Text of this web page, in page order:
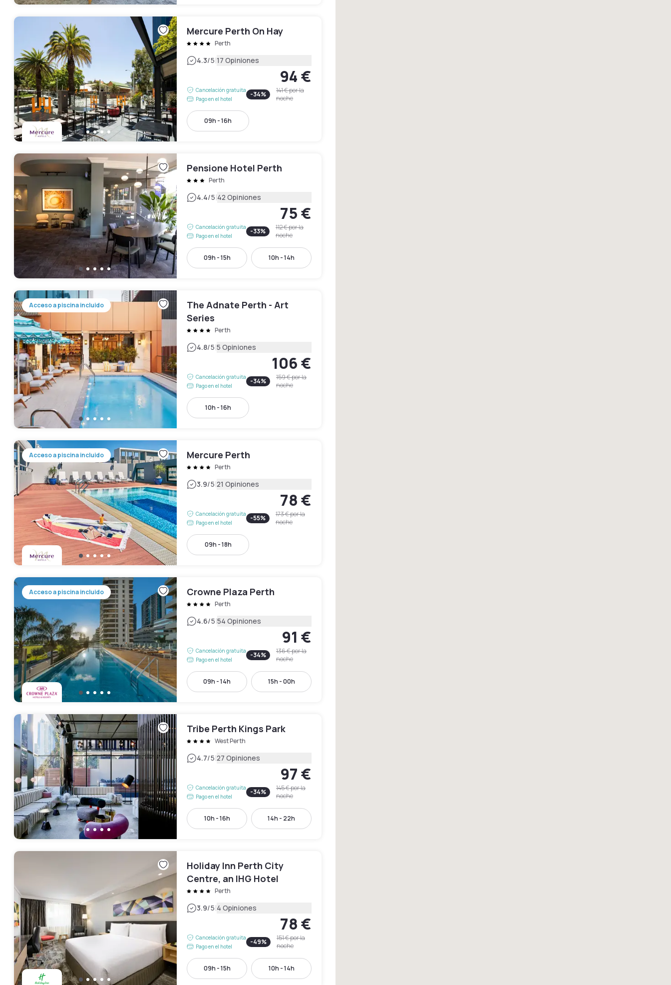
Mercure Perth On Hay
Perth
4.3/5|17 Opiniones
Cancelación gratuita
Pago en el hotel
94 €
-34% 141 €por la
noche
09h - 16h
Pensione Hotel Perth
Perth
4.4/5|42 Opiniones
Cancelación gratuita
Pago en el hotel
75 €
-33% 112 €por la
noche
09h - 15h 10h - 14h
Acceso a piscina incluido
The Adnate Perth - Art
Series
Perth
4.8/5|5 Opiniones
Cancelación gratuita
Pago en el hotel
106 €
-34% 159 €por la
noche
10h - 16h
Acceso a piscina incluido Mercure Perth
Perth
3.9/5|21 Opiniones
Cancelación gratuita
Pago en el hotel
78 €
-55% 173 €por la
noche
09h - 18h
Acceso a piscina incluido Crowne Plaza Perth
Perth
4.6/5|54 Opiniones
Cancelación gratuita
Pago en el hotel
91 €
-34% 136 €por la
noche
09h - 14h 15h - 00h
Tribe Perth Kings Park
West Perth
4.7/5|27 Opiniones
Cancelación gratuita
Pago en el hotel
97 €
-34% 145 €por la
noche
10h - 16h 14h - 22h
Holiday Inn Perth City
Centre, an IHG Hotel
Perth
3.9/5|4 Opiniones
Cancelación gratuita
Pago en el hotel
78 €
-49% 151 €por la
noche
09h - 15h 10h - 14h